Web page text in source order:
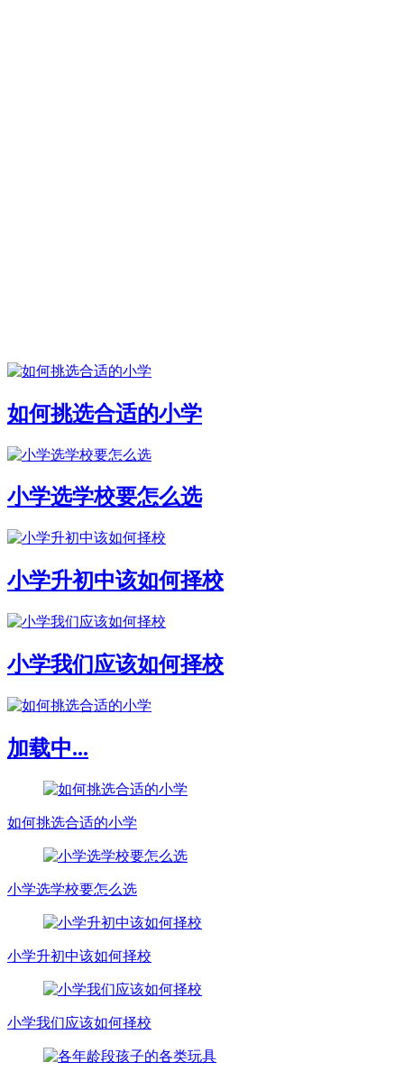
如何挑选合适的小学
小学选学校要怎么选
小学升初中该如何择校
小学我们应该如何择校
加载中...
如何挑选合适的小学
小学选学校要怎么选
小学升初中该如何择校
小学我们应该如何择校